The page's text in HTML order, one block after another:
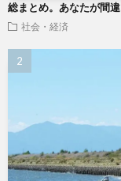
総まとめ。あなたが間
社会・経済